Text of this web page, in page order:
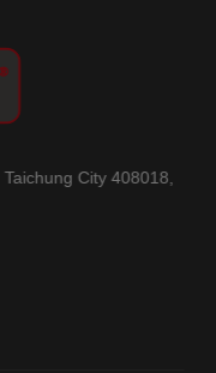
,Taichung City 408018